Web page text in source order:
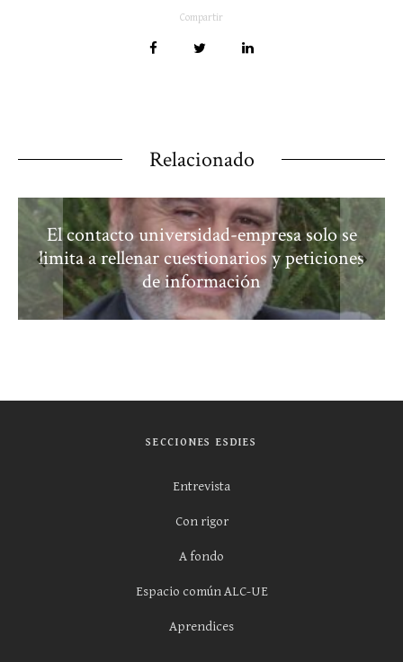
Compartir
Relacionado
El contacto universidad-empresa solo se
limita a rellenar cuestionarios y peticiones
de información
SECCIONES ESDIES
Entrevista
Con rigor
A fondo
Espacio común ALC-UE
Aprendices